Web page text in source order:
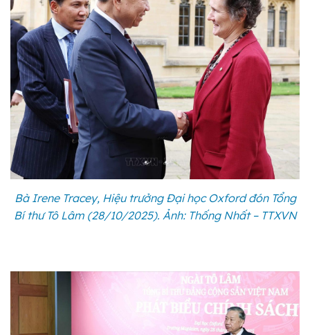
Bà Irene Tracey, Hiệu trưởng Đại học Oxford đón Tổng
Bí thư Tô Lâm (28/10/2025). Ảnh: Thống Nhất – TTXVN